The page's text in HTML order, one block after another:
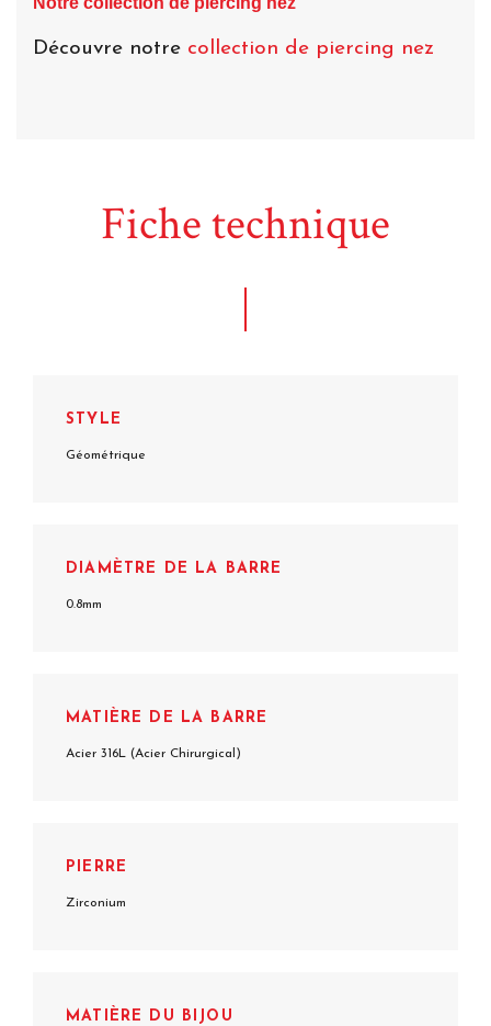
Découvre notre collection de piercing nez
Fiche technique
STYLE
Géométrique
DIAMÈTRE DE LA BARRE
0.8mm
MATIÈRE DE LA BARRE
Acier 316L (Acier Chirurgical)
PIERRE
Zirconium
MATIÈRE DU BIJOU